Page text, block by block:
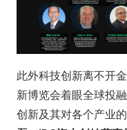
此外科技创新离不开
新博览会着眼全球投
创新及其对各个产业